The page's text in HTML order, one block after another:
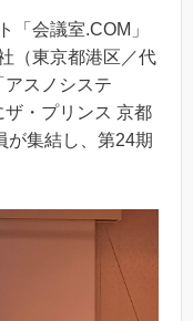
会議室.COM」
（東京都港区／代
スノシステ
・プリンス 京都
が集結し、第24期